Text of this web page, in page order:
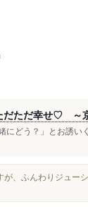
だただ幸せ♡ ～
どう？」とお誘い
、ふんわりジュー